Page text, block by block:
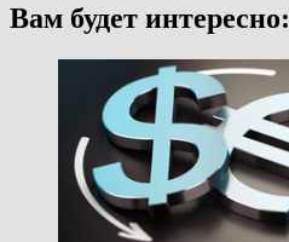
Вам будет интересно: